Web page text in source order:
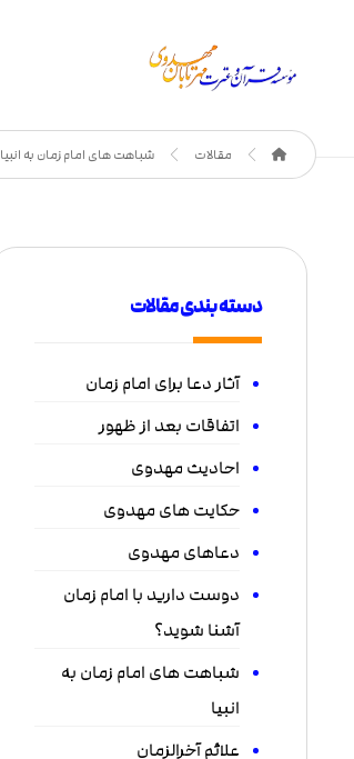
مقالات شباهت های امام زمان به انبیا
دسته بندی مقالات
آثار دعا برای امام زمان
اتفاقات بعد از ظهور
احادیث مهدوی
حکایت های مهدوی
دعاهای مهدوی
دوست دارید با امام زمان
آشنا شوید؟
شباهت های امام زمان به
انبیا
علائم آخرالزمان